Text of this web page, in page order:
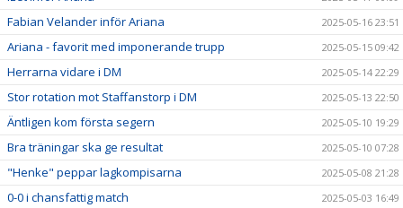
Fabian Velander inför Ariana 2025-05-16 23:51
Ariana - favorit med imponerande trupp 2025-05-15 09:42
Herrarna vidare i DM 2025-05-14 22:29
Stor rotation mot Staffanstorp i DM 2025-05-13 22:50
Äntligen kom första segern 2025-05-10 19:29
Bra träningar ska ge resultat 2025-05-10 07:28
"Henke" peppar lagkompisarna 2025-05-08 21:28
0-0 i chansfattig match 2025-05-03 16:49